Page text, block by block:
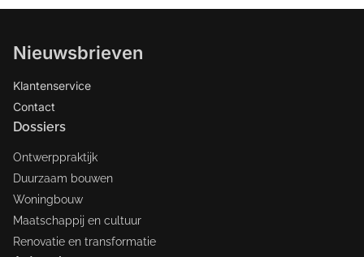
Nieuwsbrieven
Klantenservice
Contact
Dossiers
Ontwerppraktijk
Duurzaam bouwen
Woningbouw
Maatschappij en cultuur
Renovatie en transformatie